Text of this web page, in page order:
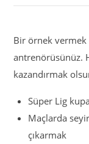
Bir örnek vermek
antrenörüsünüz.
kazandırmak
Süper Lig
Maçlarda
çıkarmak